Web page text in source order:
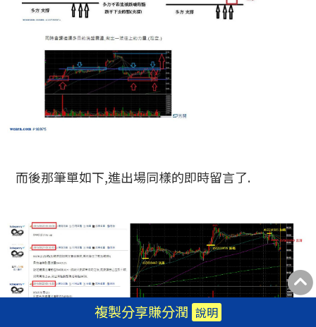
複製分享賺分潤 說明
而後那筆單如下,進出場同樣的即時留言了.